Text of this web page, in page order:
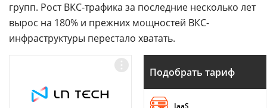
групп. Рост ВКС-трафика за последние несколько лет
вырос на 180% и прежних мощностей ВКС-
инфраструктуры перестало хватать.
Подобрать тариф
IaaS